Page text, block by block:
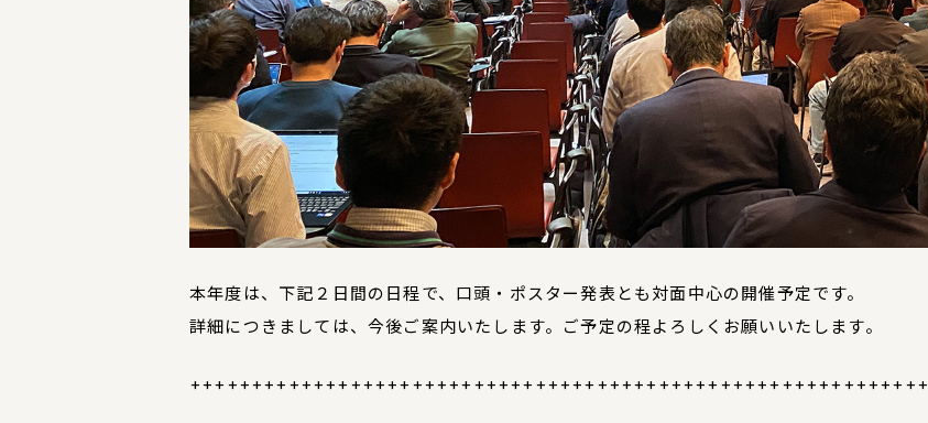
本年度は、下記２日間の日程で、口頭・ポスター発表とも対面中心の開催予定です。
詳細につきましては、今後ご案内いたします。ご予定の程よろしくお願いいたします。
++++++++++++++++++++++++++++++++++++++++++++++++++++++++++++